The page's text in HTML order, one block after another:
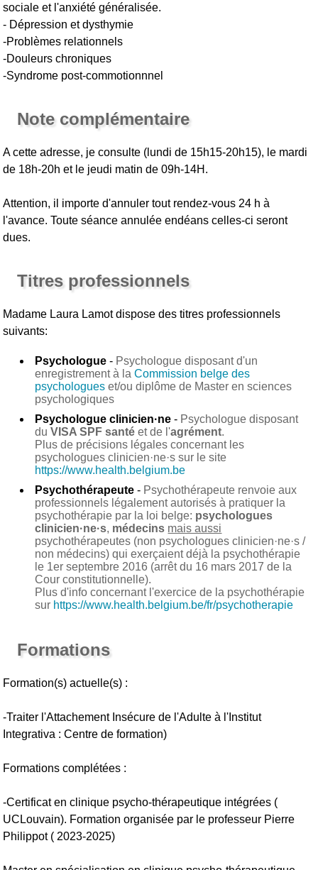
sociale et l'anxiété généralisée.
- Dépression et dysthymie
-Problèmes relationnels
-Douleurs chroniques
-Syndrome post-commotionnnel
Note complémentaire
A cette adresse, je consulte (lundi de 15h15-20h15), le mardi
de 18h-20h et le jeudi matin de 09h-14H.
Attention, il importe d'annuler tout rendez-vous 24 h à
l'avance. Toute séance annulée endéans celles-ci seront
dues.
Titres professionnels
Madame Laura Lamotdispose des titres professionnels
suivants:
Psychologue - Psychologue disposant d'un
enregistrement à laCommission belge des
psychologues et/ou diplôme de Master en sciences
psychologiques
Psychologue clinicien·ne - Psychologue disposant
duVISA SPF santé et de l'agrément.
Plus de précisions légales concernant les
psychologues clinicien·ne·s sur le site
https://www.health.belgium.be
Psychothérapeute - Psychothérapeute renvoie aux
professionnels légalement autorisés à pratiquer la
psychothérapie par la loi belge: psychologues
clinicien·ne·s, médecins mais aussi
psychothérapeutes (non psychologues clinicien·ne·s /
non médecins) qui exerçaient déjà la psychothérapie
le 1er septembre 2016 (arrêt du 16 mars 2017 de la
Cour constitutionnelle).
Plus d'info concernant l'exercice de la psychothérapie
sur https://www.health.belgium.be/fr/psychotherapie
Formations
Formation(s) actuelle(s) :
-Traiter l'Attachement Insécure de l'Adulte à l'Institut
Integrativa : Centre de formation)
Formations complétées :
-Certificat en clinique psycho-thérapeutique intégrées (
UCLouvain). Formation organisée par le professeur Pierre
Philippot ( 2023-2025)